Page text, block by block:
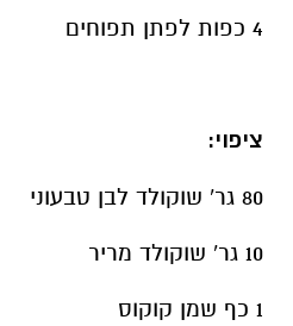
4 כפות לפתן תפוחים
ציפוי:
80 גר' שוקולד לבן טבעוני
10 גר' שוקולד מריר
1 כף שמן קוקוס